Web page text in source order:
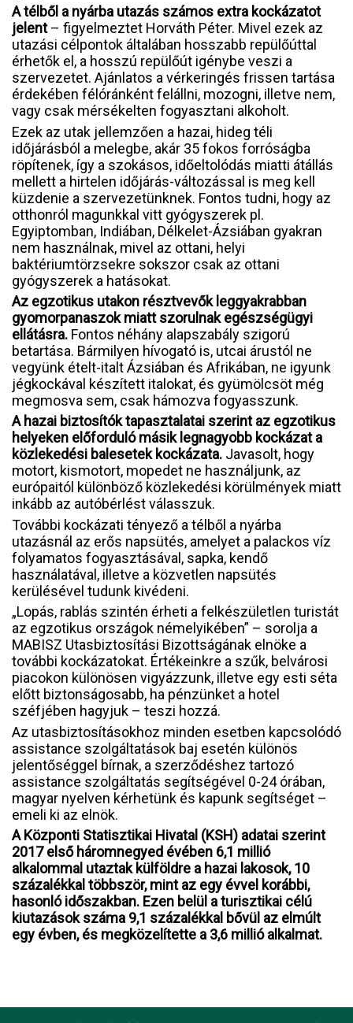
A télből a nyárba utazás számos extra kockázatot
jelent– figyelmeztet Horváth Péter. Mivel ezek az
utazási célpontok általában hosszabb repülőúttal
érhetők el, a hosszú repülőút igénybe veszi a
szervezetet. Ajánlatos a vérkeringés frissen tartása
érdekében félóránként felállni, mozogni, illetve nem,
vagy csak mérsékelten fogyasztani alkoholt.
Ezek az utak jellemzően a hazai, hideg téli
időjárásból a melegbe, akár 35 fokos forróságba
röpítenek, így a szokásos, időeltolódás miatti átállás
mellett a hirtelen időjárás-változással is meg kell
küzdenie a szervezetünknek. Fontos tudni, hogy az
otthonról magunkkal vitt gyógyszerek pl.
Egyiptomban, Indiában, Délkelet-Ázsiában gyakran
nem használnak, mivel az ottani, helyi
baktériumtörzsekre sokszor csak az ottani
gyógyszerek a hatásokat.
Az egzotikus utakon résztvevők leggyakrabban
gyomorpanaszok miatt szorulnak egészségügyi
ellátásra. Fontos néhány alapszabály szigorú
betartása. Bármilyen hívogató is, utcai árustól ne
vegyünk ételt-italt Ázsiában és Afrikában, ne igyunk
jégkockával készített italokat, és gyümölcsöt még
megmosva sem, csak hámozva fogyasszunk.
A hazai biztosítók tapasztalatai szerint az egzotikus
helyeken előforduló másik legnagyobb kockázat a
közlekedési balesetek kockázata. Javasolt, hogy
motort, kismotort, mopedet ne használjunk, az
európaitól különböző közlekedési körülmények miatt
inkább az autóbérlést válasszuk.
További kockázati tényező a télből a nyárba
utazásnál az erős napsütés, amelyet a palackos víz
folyamatos fogyasztásával, sapka, kendő
használatával, illetve a közvetlen napsütés
kerülésével tudunk kivédeni.
„Lopás, rablás szintén érheti a felkészületlen turistát
az egzotikus országok némelyikében” – sorolja a
MABISZ Utasbiztosítási Bizottságának elnöke a
további kockázatokat. Értékeinkre a szűk, belvárosi
piacokon különösen vigyázzunk, illetve egy esti séta
előtt biztonságosabb, ha pénzünket a hotel
széfjében hagyjuk – teszi hozzá.
Az utasbiztosításokhoz minden esetben kapcsolódó
assistance szolgáltatások baj esetén különös
jelentőséggel bírnak, a szerződéshez tartozó
assistance szolgáltatás segítségével 0-24 órában,
magyar nyelven kérhetünk és kapunk segítséget –
emeli ki az elnök.
A Központi Statisztikai Hivatal (KSH) adatai szerint
2017 első háromnegyed évében 6,1 millió
alkalommal utaztak külföldre a hazai lakosok, 10
százalékkal többször, mint az egy évvel korábbi,
hasonló időszakban. Ezen belül a turisztikai célú
kiutazások száma 9,1 százalékkal bővül az elmúlt
egy évben, és megközelítette a 3,6 millió alkalmat.